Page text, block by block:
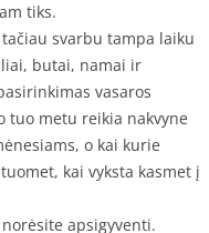
tiks.
svarbu tampa laiku
butai, namai ir
vasaros
tuo metu reikia nakvyne
o kai kurie
kai vyksta kasmet į
apsigyventi.